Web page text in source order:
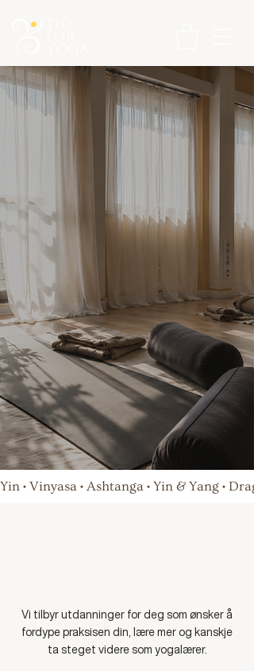
Book din tid
200-timers Yogalærerutdanning
Tidligpris ute
nå!
Les mer →
30 days of unlimited yogafor NOK 699.
Available until
July 31.
Yin • Vinyasa • Ashtanga • Yin & Yang •
Vi tilbyr utdanninger for deg som ønsker å
fordype praksisen din, lære mer og kanskje
ta steget videre som yogalærer.